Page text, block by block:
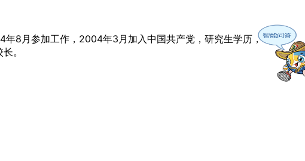
8月参加工作，2004年3月加入中国共产党，研究生学历，
。